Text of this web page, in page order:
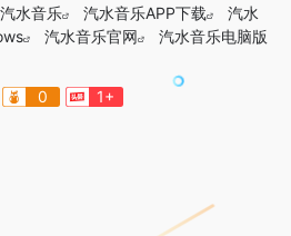
汽水音乐 汽水音乐APP下载
汽水
汽水音乐官网 汽水音乐电脑版
0 1+